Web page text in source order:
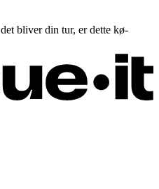
bliver din tur, er dette kø-